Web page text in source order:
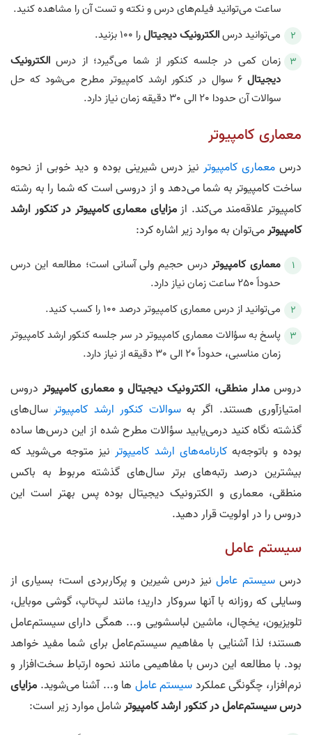
ساعت می‌توانید فیلم‌های درس و نکته و تست آن را مشاهده کنید.
می‌توانید درسالکترونیک دیجیتالرا 100 بزنید.
زمان کمی در جلسه کنکور از شما می‌گیرد؛ از درسالکترونیک
دیجیتال
6 سوال در کنکور ارشد کامپیوتر مطرح می‌شود که حل
سوالات آن حدودا 20 الی 30 دقیقه زمان نیاز دارد.
معماری کامپیوتر
درس معماری کامپیوتر نیز درس شیرینی بوده و دید خوبی از نحوه
ساخت کامپیوتر به شما می‌دهد و از دروسی است که شما را به رشته
کامپیوتر علاقه‌مند می‌کند. ازمزایای معماری کامپیوتر در کنکور ارشد
کامپیوترمی‌توان به موارد زیر اشاره کرد:
معماری کامپیوتردرس حجیم ولی آسانی است؛ مطالعه این درس
حدوداً 250 ساعت زمان نیاز دارد.
می‌توانید از درس معماری کامپیوتر درصد 100 را کسب کنید.
پاسخ به سؤالات معماری کامپیوتر در سر جلسه کنکور ارشد کامپیوتر
زمان مناسبی، حدوداً 20 الی 30 دقیقه از نیاز دارد.
دروس مدار منطقی، الکترونیک دیجیتال و معماری کامپیوتر دروس
امتیازآوری هستند. اگر بهسوالات کنکور ارشد کامپیوترسال‌های
گذشته نگاه کنید درمی‌یابید سؤالات مطرح شده از این درس‌ها ساده
بوده و باتوجه‌بهکارنامه‌‌های ارشد کامیپوترنیز متوجه می‌شوید که
بیشترین درصد رتبه‌های برتر سال‌های گذشته مربوط به باکس
منطقی، معماری و الکترونیک دیجیتال بوده پس بهتر است این
دروس را در اولویت قرار دهید.
سیستم‌ عامل
درسسیستم عاملنیز درس شیرین و پرکاربردی است؛ بسیاری از
وسایلی که روزانه با آنها سروکار دارید؛ مانند لپ‌تاپ، گوشی موبایل،
تلویزیون، یخچال، ماشین لباسشویی و... همگی دارای سیستم‌عامل
هستند؛ لذا آشنایی با مفاهیم سیستم‌عامل برای شما مفید خواهد
بود. با مطالعه این درس با مفاهیمی مانند نحوه ارتباط سخت‌افزار و
نرم‌افزار، چگونگی عملکردسیستم عامل ها و... آشنا می‌شوید. مزایای
درسسیستم‌عاملدر کنکور ارشد کامپیوترشامل موارد زیر است: